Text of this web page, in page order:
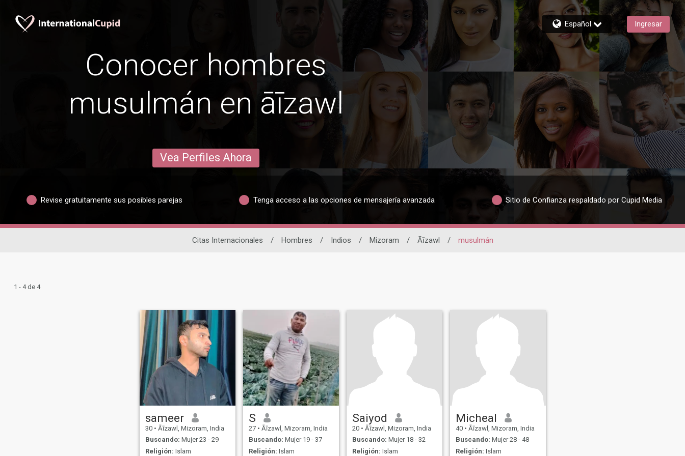
Español Ingresar
Conocer hombres
musulmán en āīzawl
Vea Perfiles Ahora
Revise gratuitamente sus posibles parejas Tenga acceso a las opciones de mensajería avanzada Sitio de Confianza respaldado por Cupid Media
Citas Internacionales / Hombres / Indios / Mizoram / Āīzawl / musulmán
1 - 4 de 4
sameer
30 • Āīzawl, Mizoram, India
Buscando: Mujer 23 - 29
Religión: Islam
S
27 • Āīzawl, Mizoram, India
Buscando: Mujer 19 - 37
Religión: Islam
Saiyod
20 • Āīzawl, Mizoram, India
Buscando: Mujer 18 - 32
Religión: Islam
Micheal
40 • Āīzawl, Mizoram, India
Buscando: Mujer 28 - 48
Religión: Islam